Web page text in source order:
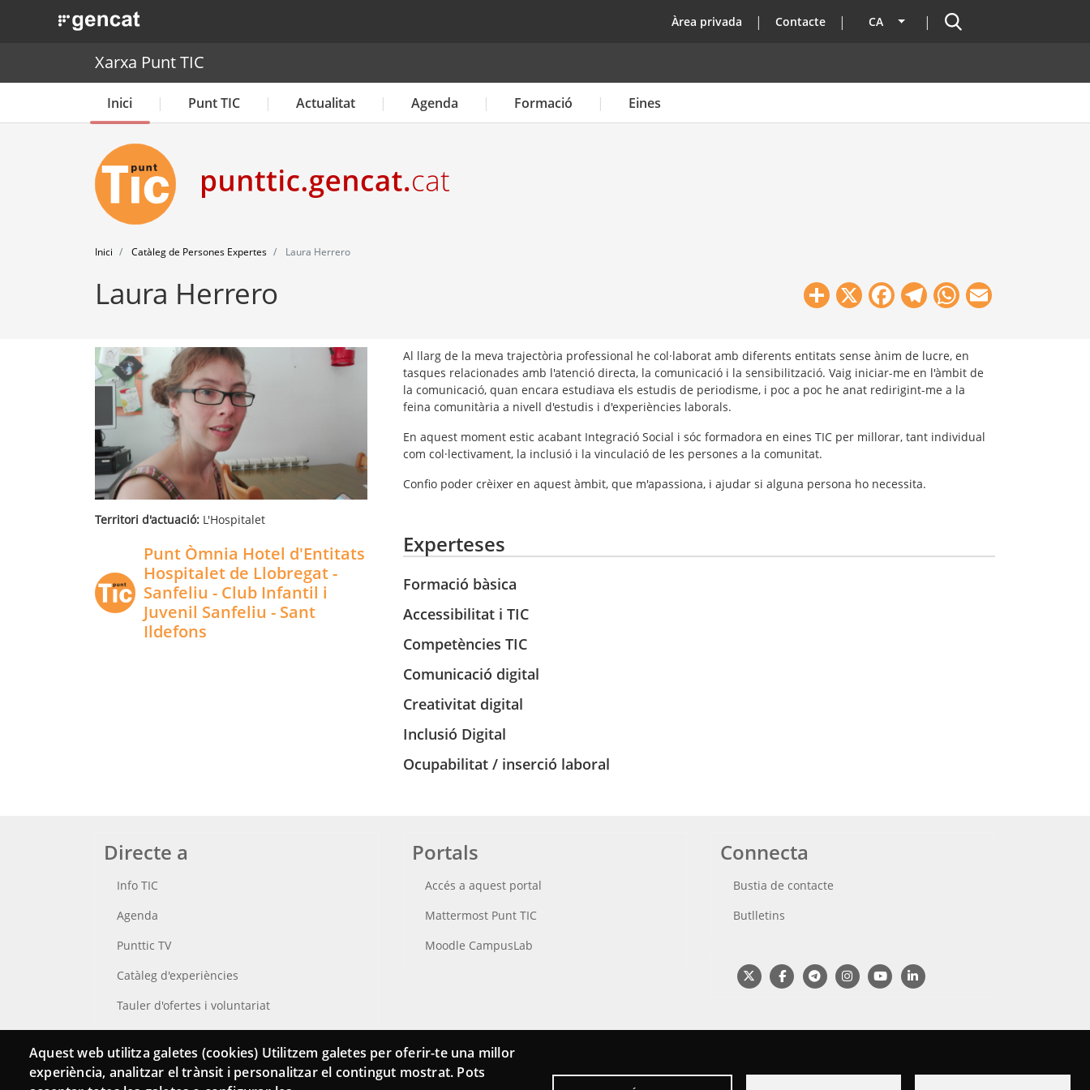
. Obre en una nova finestra. top
Àrea privada Contacte CA Llista les accions addicionals
Cercador
Xarxa Punt TIC
Inici Punt TIC Actualitat Agenda Formació Eines
Inici Catàleg de Persones Expertes Laura Herrero
Laura Herrero Share
X Facebook
Telegram
WhatsApp
Territori d'actuació: L'Hospitalet
Punt Òmnia Hotel d'Entitats
Hospitalet de Llobregat -
Sanfeliu - Club Infantil i
Juvenil Sanfeliu - Sant
Ildefons
Al llarg de la meva trajectòria professional he col·laborat amb diferents entitats sense ànim de lucre, en
tasques relacionades amb l'atenció directa, la comunicació i la sensibilització. Vaig iniciar-me en l'àmbit de
la comunicació, quan encara estudiava els estudis de periodisme, i poc a poc he anat redirigint-me a la
feina comunitària a nivell d'estudis i d'experiències laborals.
En aquest moment estic acabant Integració Social i sóc formadora en eines TIC per millorar, tant individual
com col·lectivament, la inclusió i la vinculació de les persones a la comunitat.
Confio poder crèixer en aquest àmbit, que m'apassiona, i ajudar si alguna persona ho necessita.
Experteses
Formació bàsica
Accessibilitat i TIC
Competències TIC
Comunicació digital
Creativitat digital
Inclusió Digital
Ocupabilitat / inserció laboral
Directe a
Info TIC
Agenda
Punttic TV
Catàleg d'experiències
Tauler d'ofertes i voluntariat
Cerca el teu Punt TIC
Portals
Accés a aquest portal
Mattermost Punt TIC
Moodle CampusLab
Connecta
Bustia de contacte
Butlletins
Aquest web utilitza galetes (cookies) Utilitzem galetes per oferir-te una millor
experiència, analitzar el trànsit i personalitzar el contingut mostrat. Pots